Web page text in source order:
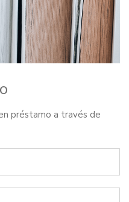
préstamo a través de